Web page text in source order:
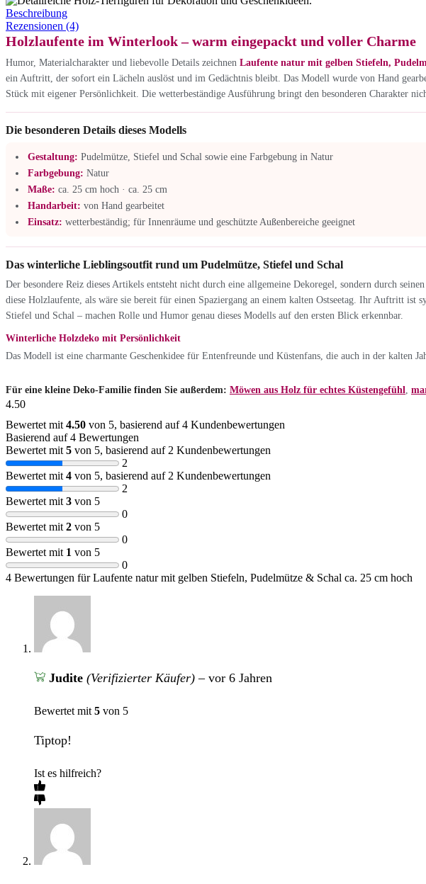
Beschreibung
Rezensionen (4)
Holzlaufente im Winterlook – warm eingepackt und voller Charme
Humor, Materialcharakter und liebevolle Details zeichnen Laufente natur mit gelben Stiefeln,
ein Auftritt, der sofort ein Lächeln auslöst und im Gedächtnis bleibt. Das Modell wurde von Hand
Stück mit eigener Persönlichkeit. Die wetterbeständige Ausführung bringt den besonderen Charakter
Die besonderen Details dieses Modells
Gestaltung: Pudelmütze, Stiefel und Schal sowie eine Farbgebung in Natur
Farbgebung: Natur
Maße: ca. 25 cm hoch · ca. 25 cm
Handarbeit: von Hand gearbeitet
Einsatz: wetterbeständig; für Innenräume und geschützte Außenbereiche geeignet
Das winterliche Lieblingsoutfit rund um Pudelmütze, Stiefel und Schal
Der besondere Reiz dieses Artikels entsteht nicht durch eine allgemeine Dekoregel, sondern durch
diese Holzlaufente, als wäre sie bereit für einen Spaziergang an einem kalten Ostseetag. Ihr Auftritt
Stiefel und Schal – machen Rolle und Humor genau dieses Modells auf den ersten Blick erkennbar.
Winterliche Holzdeko mit Persönlichkeit
Das Modell ist eine charmante Geschenkidee für Entenfreunde und Küstenfans, die auch in der kalten
Für eine kleine Deko-Familie finden Sie außerdem: Möwen aus Holz für echtes Küstengefühl
4.50
Bewertet mit 4.50 von 5, basierend auf4 Kundenbewertungen
Basierend auf 4 Bewertungen
Bewertet mit 5 von 5, basierend auf 2 Kundenbewertungen
2
Bewertet mit 4 von 5, basierend auf 2 Kundenbewertungen
2
Bewertet mit 3 von 5
0
Bewertet mit 2 von 5
0
Bewertet mit 1 von 5
0
4 Bewertungen fürLaufente natur mit gelben Stiefeln, Pudelmütze & Schal ca. 25 cm hoch
Judite (Verifizierter Käufer) – vor 6 Jahren
Bewertet mit 5 von 5
Tiptop!
Ist es hilfreich?